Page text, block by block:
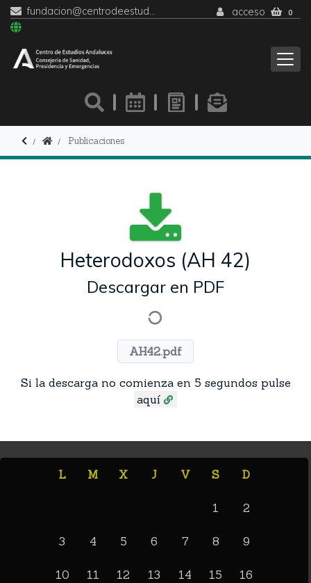
fundacion@centrodeestudiosandaluces.es acceso 0
Publicaciones
Heterodoxos (AH 42)
Descargar en PDF
AH42.pdf
Si la descarga no comienza en 5 segundos pulse
aquí
L M X J V S D
1 2
3 4 5 6 7 8 9
10 11 12 13 14 15 16